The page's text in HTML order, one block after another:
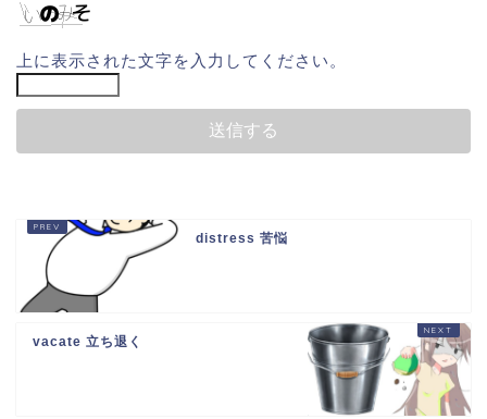
上に表示された文字を入力してください。
distress 苦悩
vacate 立ち退く